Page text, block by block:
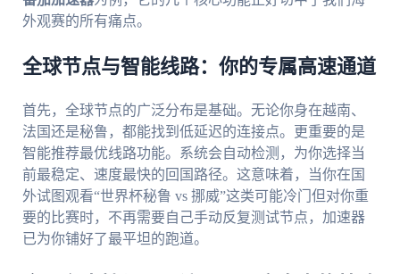
外观赛的所有痛点。
全球节点与智能线路：你的专属高速通道
首先，全球节点的广泛分布是基础。无论你身在越南、
法国还是秘鲁，都能找到低延迟的连接点。更重要的是
智能推荐最优线路功能。系统会自动检测，为你选择当
前最稳定、速度最快的回国路径。这意味着，当你在国
外试图观看“世界杯秘鲁 vs 挪威”这类可能冷门但对你重
要的比赛时，不再需要自己手动反复测试节点，加速器
已为你铺好了最平坦的跑道。